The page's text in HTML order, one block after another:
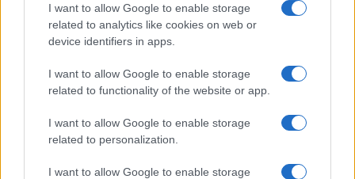
I want to allow Google to enable storage
related to analytics like cookies on web or
device identifiers in apps.
I want to allow Google to enable storage
related to functionality of the website or app.
I want to allow Google to enable storage
related to personalization.
I want to allow Google to enable storage
Los coches más buscados
Con el objetivo de determinar cuáles son…
AUTOMOVIL